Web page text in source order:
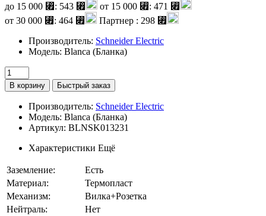
до 15 000 ⃏ : 543 ⃏ от 15 000 ⃏ : 471 ⃏
от 30 000 ⃏ : 464 ⃏ Партнер : 298 ⃏
Производитель: Schneider Electric
Модель: Blanca (Бланка)
В корзину Быстрый заказ
Производитель: Schneider Electric
Модель: Blanca (Бланка)
Артикул: BLNSK013231
Характеристики Ещё
Заземление:
Есть
Материал:
Термопласт
Механизм:
Вилка+Розетка
Нейтраль:
Нет